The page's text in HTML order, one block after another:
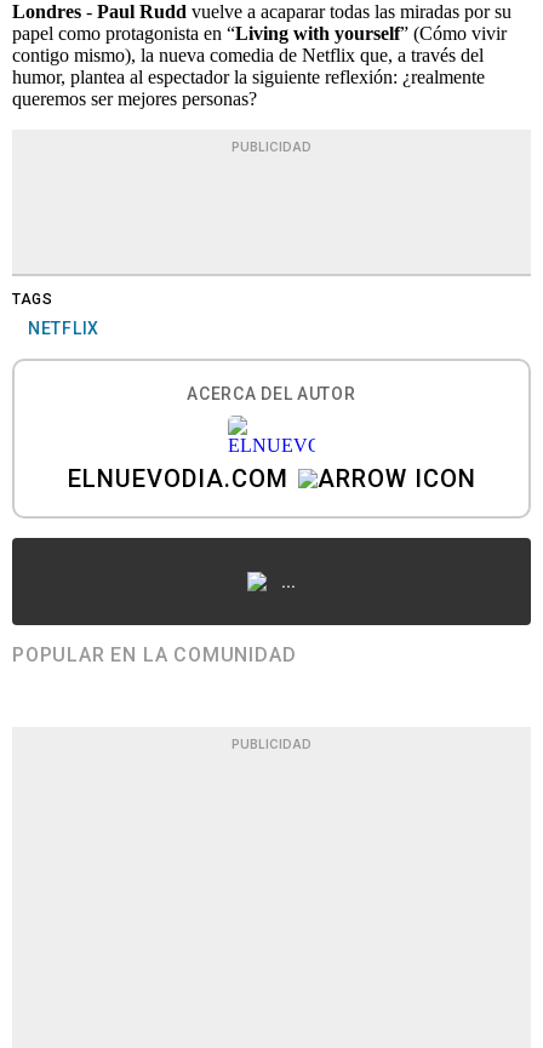
Londres - Paul Rudd vuelve a acaparar todas las miradas por su
papel como protagonista en “Living with yourself” (Cómo vivir
contigo mismo), la nueva comedia de Netflix que, a través del
humor, plantea al espectador la siguiente reflexión: ¿realmente
queremos ser mejores personas?
PUBLICIDAD
TAGS
NETFLIX
ACERCA DEL AUTOR
ELNUEVODIA.COM
...
POPULAR EN LA COMUNIDAD
PUBLICIDAD